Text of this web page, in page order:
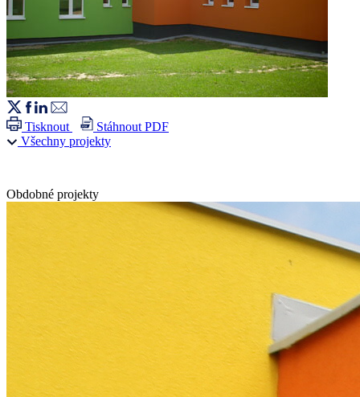
Tisknout
Stáhnout PDF
Všechny projekty
Obdobné projekty